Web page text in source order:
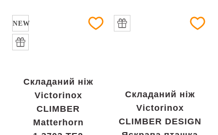
NEW
Складаний ніж
Victorinox
CLIMBER
Matterhorn
Складаний ніж
Victorinox
CLIMBER DESIGN